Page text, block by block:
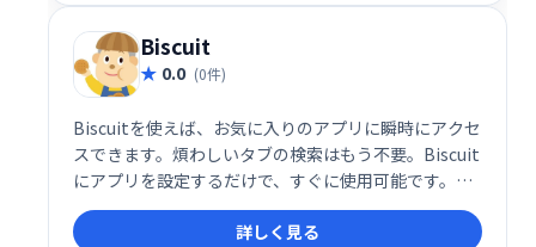
Biscuit
0.0 (0件)
Biscuitを使えば、お気に入りのアプリに瞬時にアクセ
スできます。煩わしいタブの検索はもう不要。Biscuit
にアプリを設定するだけで、すぐに使用可能です。時
間と労力を節約し、スムーズなワークフローを実現し
ましょう。
詳しく見る